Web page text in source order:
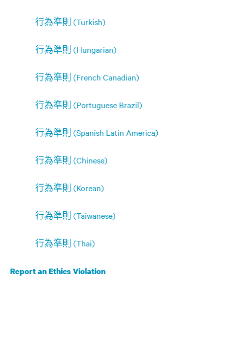
行為準則 (Turkish)
行為準則 (Hungarian)
行為準則 (French Canadian)
行為準則 (Portuguese Brazil)
行為準則 (Spanish Latin America)
行為準則 (Chinese)
行為準則 (Korean)
行為準則 (Taiwanese)
行為準則 (Thai)
Report an Ethics Violation